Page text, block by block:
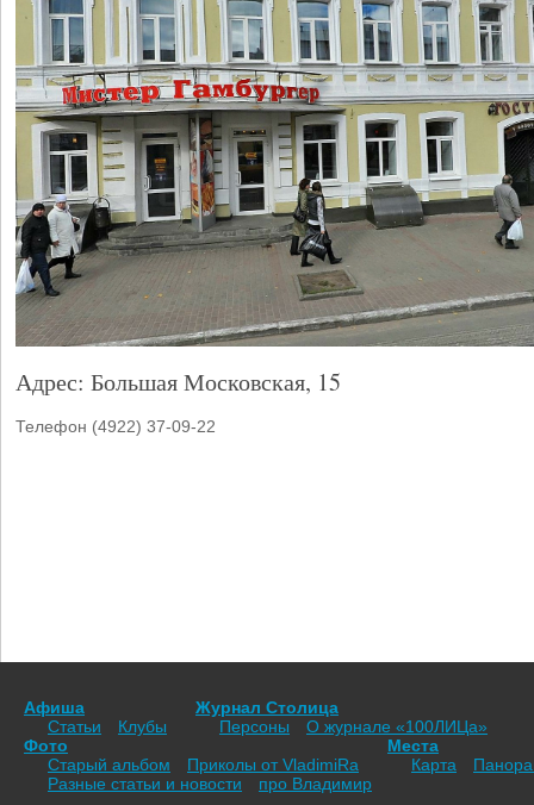
Адрес: Большая Московская, 15
Телефон (4922) 37-09-22
Афиша
Статьи
Клубы
Журнал Столица
Персоны
О журнале «100ЛИЦа»
Фото
Старый альбом
Приколы от VladimiRа
Места
Карта
Разные статьи и новости
про Владимир